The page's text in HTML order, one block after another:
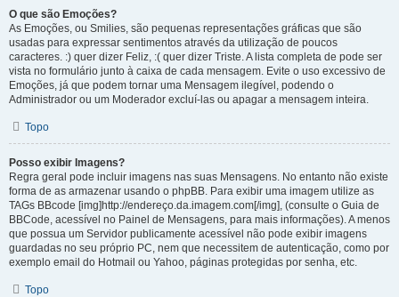
O que são Emoções?
As Emoções, ou Smilies, são pequenas representações gráficas que são
usadas para expressar sentimentos através da utilização de poucos
caracteres. :) quer dizer Feliz, :( quer dizer Triste. A lista completa de pode ser
vista no formulário junto à caixa de cada mensagem. Evite o uso excessivo de
Emoções, já que podem tornar uma Mensagem ilegível, podendo o
Administrador ou um Moderador excluí-las ou apagar a mensagem inteira.
Topo
Posso exibir Imagens?
Regra geral pode incluir imagens nas suas Mensagens. No entanto não existe
forma de as armazenar usando o phpBB. Para exibir uma imagem utilize as
TAGs BBcode [img]http://endereço.da.imagem.com[/img], (consulte o Guia de
BBCode, acessível no Painel de Mensagens, para mais informações). A menos
que possua um Servidor publicamente acessível não pode exibir imagens
guardadas no seu próprio PC, nem que necessitem de autenticação, como por
exemplo email do Hotmail ou Yahoo, páginas protegidas por senha, etc.
Topo